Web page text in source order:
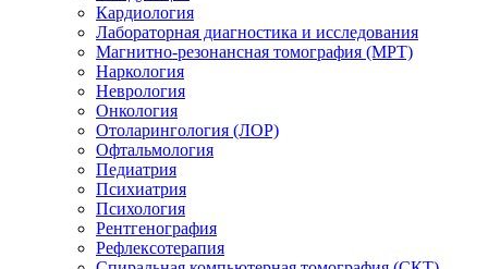
Кардиология
Лабораторная диагностика и исследования
Магнитно-резонансная томография (МРТ)
Наркология
Неврология
Онкология
Отоларингология (ЛОР)
Офтальмология
Педиатрия
Психиатрия
Психология
Рентгенография
Рефлексотерапия